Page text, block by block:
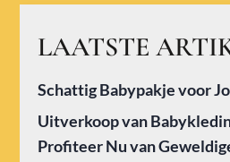
LAATSTE
Schattig Babypakje voor
Uitverkoop van
Profiteer Nu van